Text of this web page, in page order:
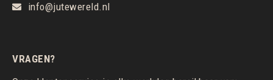
info@jutewereld.nl
VRAGEN?